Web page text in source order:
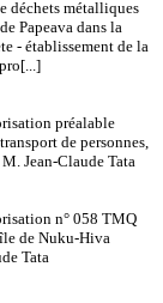
déchets métalliques
Papeava dans la
- établissement de la
préalable
de personnes,
Jean-Claude Tata
n° 058 TMQ
de Nuku-Hiva
Tata